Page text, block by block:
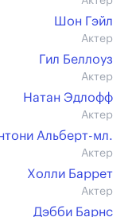
Шон Гэйл
Актер
Гил Беллоуз
Актер
Натан Эдлофф
Актер
Альберт-мл.
Актер
Холли Баррет
Актер
Дэбби Барнс